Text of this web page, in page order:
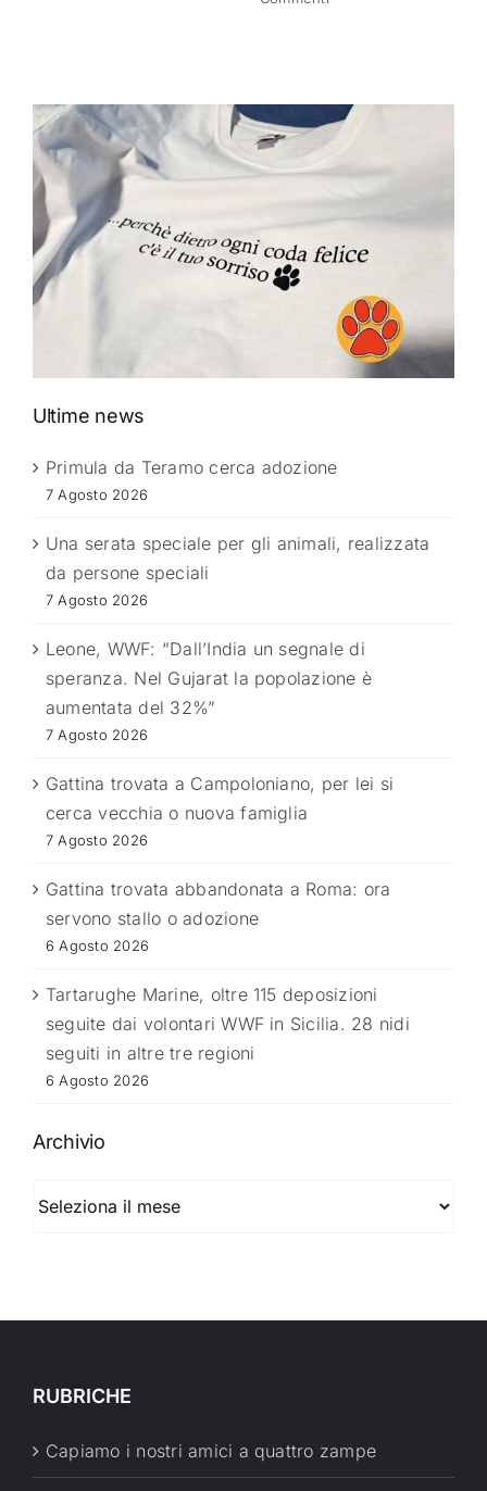
Ultime news
Primula da Teramo cerca adozione
7 Agosto 2026
Una serata speciale per gli animali, realizzata
da persone speciali
7 Agosto 2026
Leone, WWF: “Dall’India un segnale di
speranza. Nel Gujarat la popolazione è
aumentata del 32%”
7 Agosto 2026
Gattina trovata a Campoloniano, per lei si
cerca vecchia o nuova famiglia
7 Agosto 2026
Gattina trovata abbandonata a Roma: ora
servono stallo o adozione
6 Agosto 2026
Tartarughe Marine, oltre 115 deposizioni
seguite dai volontari WWF in Sicilia. 28 nidi
seguiti in altre tre regioni
6 Agosto 2026
Archivio
RUBRICHE
Capiamo i nostri amici a quattro zampe